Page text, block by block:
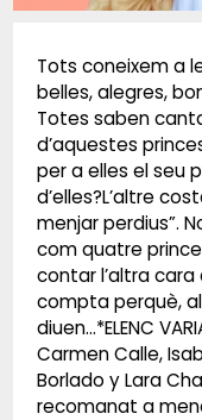
Tots coneixem a
belles, alegres,
Totes saben
d’aquestes
per a elles el seu
d’elles?L’altre
menjar perdius”.
com quatre
contar l’altra
compta perquè,
diuen…*ELENC
Carmen Calle,
Borlado y Lara
recomanat a